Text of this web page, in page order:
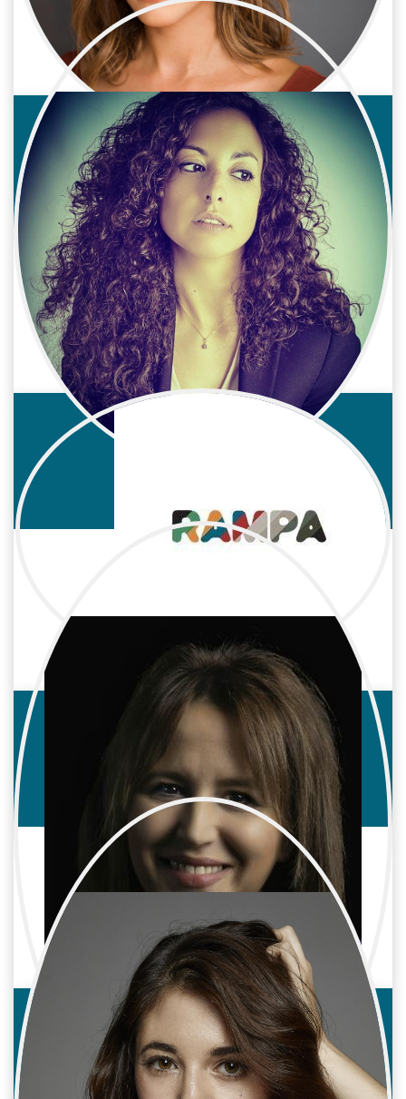
Cine / Reparto
Actriz
Gema Ulloa
Cine / Reparto
Actriz
Actriz
GRACIELA MIER
Cine / Reparto
Actriz